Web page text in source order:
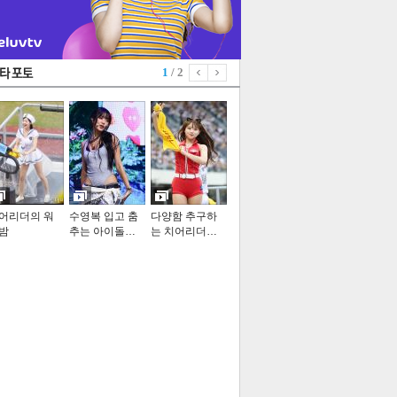
1 / 2
리더의 워
수영복 입고 춤
추는 아이돌…
다양함 추구하
는 치어리더…